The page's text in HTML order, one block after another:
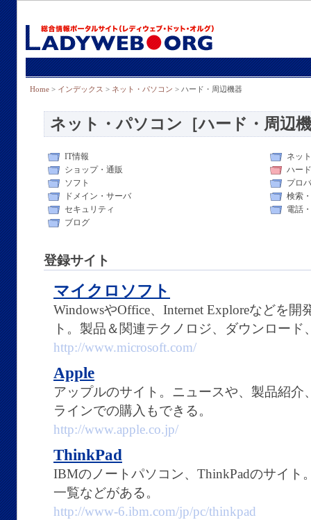
Home > インデックス > ネット・パソコン > ハード・周辺機器
ネット・パソコン［ハード・周辺
IT情報
ネッ
ショップ・通販
ハー
ソフト
プロ
ドメイン・サーバ
検索
セキュリティ
電話
ブログ
登録サイト
マイクロソフト
WindowsやOffice、Internet Exploreなどを
ト。製品＆関連テクノロジ、ダウンロー
http://www.microsoft.com/
Apple
アップルのサイト。ニュースや、製品紹介
ラインでの購入もできる。
http://www.apple.co.jp/
ThinkPad
IBMのノートパソコン、ThinkPadのサイト
一覧などがある。
http://www-6.ibm.com/jp/pc/thinkpad